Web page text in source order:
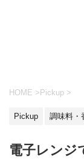
HOME >Pickup >
Pickup 調味料・
電子レンジ